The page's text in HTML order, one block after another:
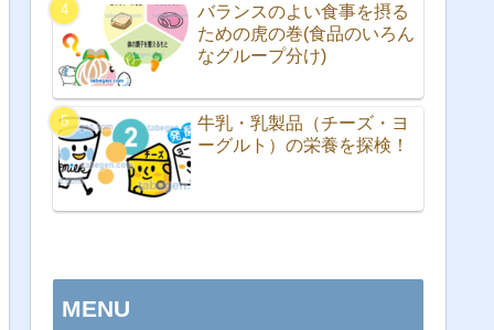
バランスのよい食事を摂る
ための虎の巻(食品のいろん
なグループ分け)
牛乳・乳製品（チーズ・ヨ
ーグルト）の栄養を探検！
MENU